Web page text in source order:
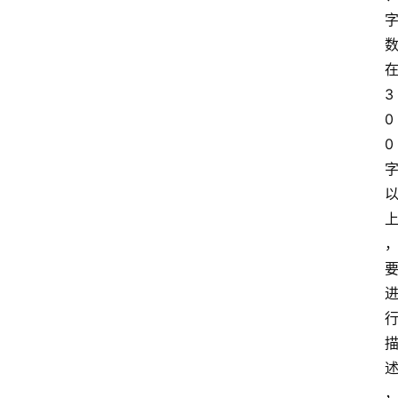
字
数
在
3
0
0
字
以
上
，
要
进
行
描
述
，